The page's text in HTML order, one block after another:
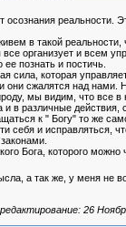
осознания реальности.
в такой
все организует и всем
познать и постичь.
сила, которая
они сжалятся над нами.
мы видим, что все в
и в различные
к " Богу" то же
себя и исправляться,
Бога, которого
а так же, у меня не
26